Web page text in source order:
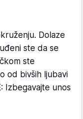
Dolaze
ste da se
ste
od bivših ljubavi
Izbegavajte unos